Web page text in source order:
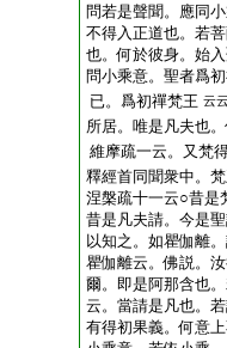
問若是聲聞。應同
不得入正道也。若
也。何於彼身。始
問小乘意。聖者爲
已。爲初禪梵王 云
所居。唯是凡夫也
維摩疏一云。又梵
釋經首同聞衆中。
涅槃疏十一云○昔是
昔是凡夫請。今是
以知之。如瞿伽離
瞿伽離云。佛説。
爾。即是阿那含也
云。當請是凡也。
有得初果義。何意